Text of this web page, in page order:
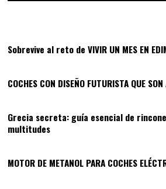
Sobrevive al reto de VIVIR UN MES EN
COCHES CON DISEÑO FUTURISTA QUE
Grecia secreta: guía esencial de
multitudes
MOTOR DE METANOL PARA COCHES